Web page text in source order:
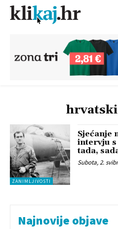
ZANIMLJIVOSTI
Sjećanje
intervju
tada,
Subota, 2.
Najnovije objave